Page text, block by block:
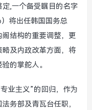
,一个备受瞩目的名字
将出任韩国国务总
结构的重要调整，更
及内政改革方面，将
的掌舵人。
业主义”的回归，作为
务部及青瓦台任职，